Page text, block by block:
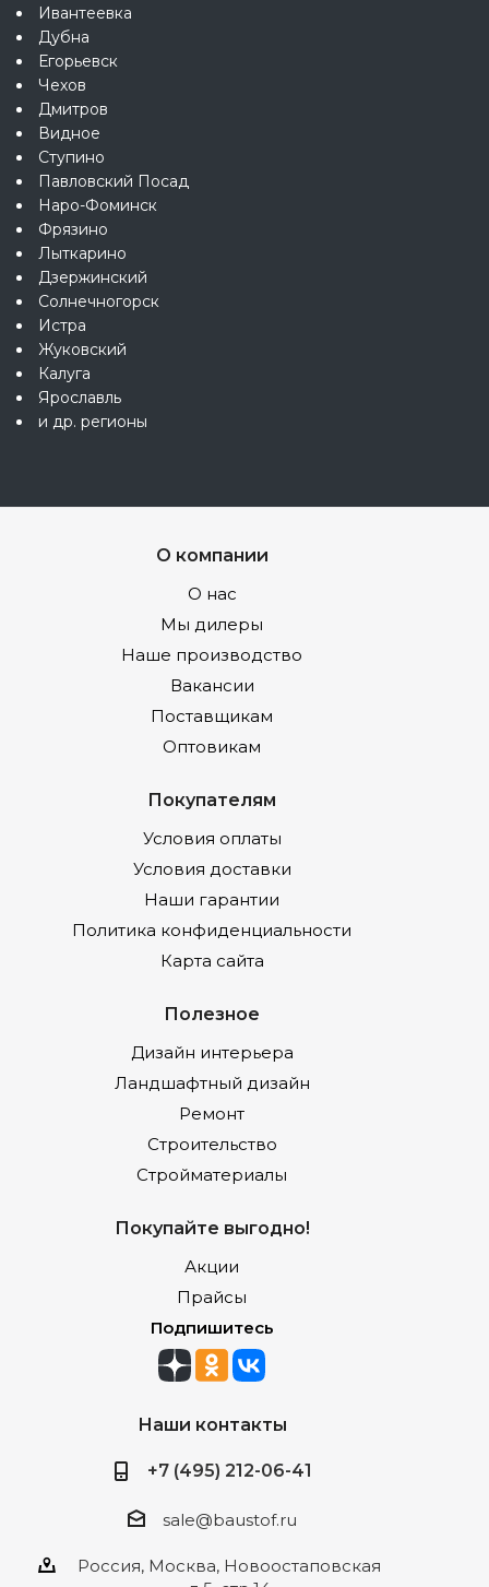
Ивантеевка
Дубна
Егорьевск
Чехов
Дмитров
Видное
Ступино
Павловский Посад
Наро-Фоминск
Фрязино
Лыткарино
Дзержинский
Солнечногорск
Истра
Жуковский
Калуга
Ярославль
и др. регионы
О компании
О нас
Мы дилеры
Наше производство
Вакансии
Поставщикам
Оптовикам
Покупателям
Условия оплаты
Условия доставки
Наши гарантии
Политика конфиденциальности
Карта сайта
Полезное
Дизайн интерьера
Ландшафтный дизайн
Ремонт
Строительство
Стройматериалы
Покупайте выгодно!
Акции
Прайсы
Подпишитесь
Наши контакты
+7 (495) 212-06-41
sale@baustof.ru
Россия, Москва, Новоостаповская